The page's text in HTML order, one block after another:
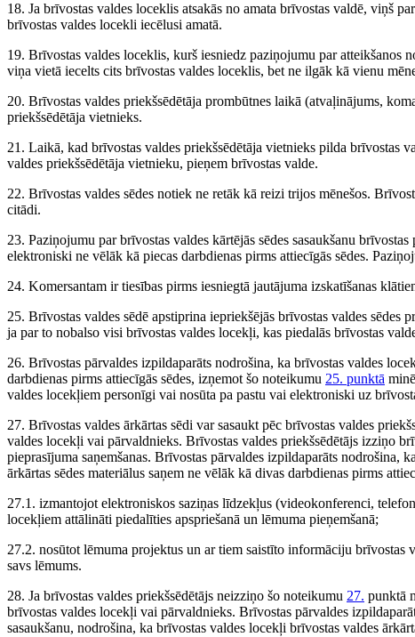
18. Ja brīvostas valdes loceklis atsakās no amata brīvostas valdē, viņš
brīvostas valdes locekli iecēlusi amatā.
19. Brīvostas valdes loceklis, kurš iesniedz paziņojumu par
viņa vietā iecelts cits brīvostas valdes loceklis, bet ne ilgāk kā vienu
20. Brīvostas valdes priekšsēdētāja prombūtnes laikā (atvaļinājums,
priekšsēdētāja vietnieks.
21. Laikā, kad brīvostas valdes priekšsēdētāja vietnieks pilda brīvostas
valdes priekšsēdētāja vietnieku, pieņem brīvostas valde.
22. Brīvostas valdes sēdes notiek ne retāk kā reizi trijos mēnešos.
citādi.
23. Paziņojumu par brīvostas valdes kārtējās sēdes sasaukšanu
elektroniski ne vēlāk kā piecas darbdienas pirms attiecīgās sēdes.
24. Komersantam ir tiesības pirms iesniegtā jautājuma izskatīšanas
25. Brīvostas valdes sēdē apstiprina iepriekšējās brīvostas valdes
ja par to nobalso visi brīvostas valdes locekļi, kas piedalās brīvostas
26. Brīvostas pārvaldes izpildaparāts nodrošina, ka brīvostas valdes
darbdienas pirms attiecīgās sēdes, izņemot šo noteikumu 25. punktā
valdes locekļiem personīgi vai nosūta pa pastu vai elektroniski uz
27. Brīvostas valdes ārkārtas sēdi var sasaukt pēc brīvostas valdes
valdes locekļi vai pārvaldnieks. Brīvostas valdes priekšsēdētājs izziņo
pieprasījuma saņemšanas. Brīvostas pārvaldes izpildaparāts
ārkārtas sēdes materiālus saņem ne vēlāk kā divas darbdienas pirms
27.1. izmantojot elektroniskos saziņas līdzekļus (videokonferenci,
locekļiem attālināti piedalīties apspriešanā un lēmuma pieņemšanā;
27.2. nosūtot lēmuma projektus un ar tiem saistīto informāciju
savs lēmums.
28. Ja brīvostas valdes priekšsēdētājs neizziņo šo noteikumu 27. punktā
brīvostas valdes locekļi vai pārvaldnieks. Brīvostas pārvaldes
sasaukšanu, nodrošina, ka brīvostas valdes locekļi brīvostas valdes